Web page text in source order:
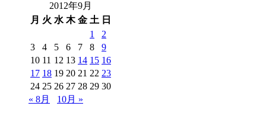
2012年9月
月 火 水 木 金 土 日
1
2
3
4 5 6 7 8
9
10 11 12 13 14 15 16
17 18 19 20 21 22 23
24 25 26 27 28 29 30
« 8月
10月 »